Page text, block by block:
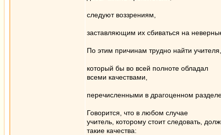
следуют воззрениям,
заставляющим их сбиваться на
По этим причинам трудно найти учителя,
который бы во всей полноте обладал
всеми качествами,
перечисленными в драгоценном
Говорится, что в любом случае
учитель, которому стоит следовать,
такие качества: